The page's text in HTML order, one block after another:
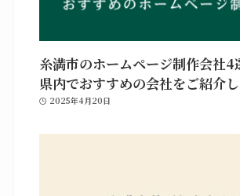
糸満市のホームページ制作会社4
県内でおすすめの会社をご紹介し
2025年4月20日